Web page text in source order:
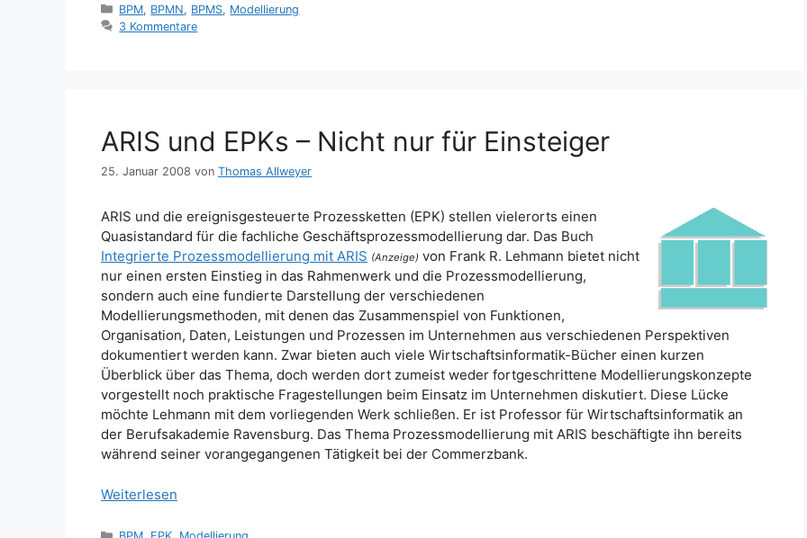
Kategorien
BPM, BPMN, BPMS, Modellierung
3 Kommentare
ARIS und EPKs – Nicht nur für Einsteiger
25. Januar 2008 von Thomas Allweyer
ARIS und die ereignisgesteuerte Prozessketten (EPK) stellen vielerorts einen
Quasistandard für die fachliche Geschäftsprozessmodellierung dar. Das Buch
Integrierte Prozessmodellierung mit ARIS (Anzeige) von Frank R. Lehmann bietet nicht
nur einen ersten Einstieg in das Rahmenwerk und die Prozessmodellierung,
sondern auch eine fundierte Darstellung der verschiedenen
Modellierungsmethoden, mit denen das Zusammenspiel von Funktionen,
Organisation, Daten, Leistungen und Prozessen im Unternehmen aus verschiedenen Perspektiven
dokumentiert werden kann. Zwar bieten auch viele Wirtschaftsinformatik-Bücher einen kurzen
Überblick über das Thema, doch werden dort zumeist weder fortgeschrittene Modellierungskonzepte
vorgestellt noch praktische Fragestellungen beim Einsatz im Unternehmen diskutiert. Diese Lücke
möchte Lehmann mit dem vorliegenden Werk schließen. Er ist Professor für Wirtschaftsinformatik an
der Berufsakademie Ravensburg. Das Thema Prozessmodellierung mit ARIS beschäftigte ihn bereits
während seiner vorangegangenen Tätigkeit bei der Commerzbank.
Weiterlesen
Kategorien